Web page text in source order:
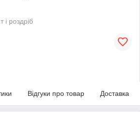
і роздріб
Відгуки про товар Доставка